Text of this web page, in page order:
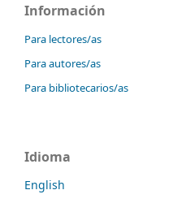
Información
Para lectores/as
Para autores/as
Para bibliotecarios/as
Idioma
English